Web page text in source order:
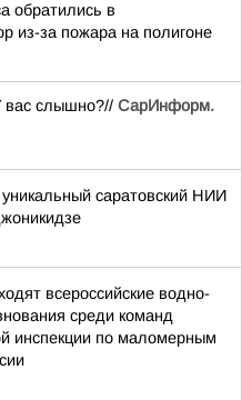
обратились в
из-за пожара на полигоне
вас слышно?// СарИнформ.
саратовский НИИ
всероссийские водно-
среди команд
инспекции по маломерным